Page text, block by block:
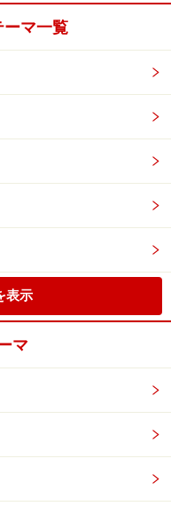
ーマ一覧
表示
マ